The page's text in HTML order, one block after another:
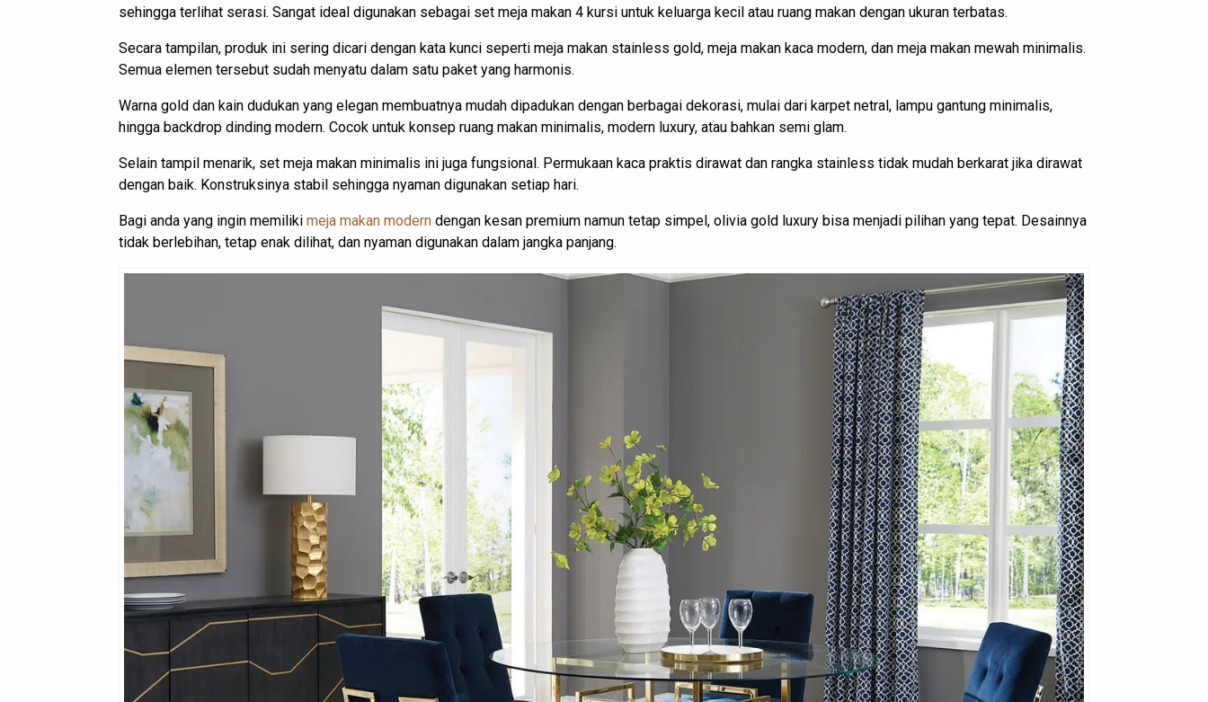
sehingga terlihat serasi. Sangat ideal digunakan sebagai set meja makan 4 kursi untuk keluarga kecil atau ruang makan dengan ukuran terbatas.
Secara tampilan, produk ini sering dicari dengan kata kunci seperti meja makan stainless gold, meja makan kaca modern, dan meja makan mewah minimalis.
Semua elemen tersebut sudah menyatu dalam satu paket yang harmonis.
Warna gold dan kain dudukan yang elegan membuatnya mudah dipadukan dengan berbagai dekorasi, mulai dari karpet netral, lampu gantung minimalis,
hingga backdrop dinding modern. Cocok untuk konsep ruang makan minimalis, modern luxury, atau bahkan semi glam.
Selain tampil menarik, set meja makan minimalis ini juga fungsional. Permukaan kaca praktis dirawat dan rangka stainless tidak mudah berkarat jika dirawat
dengan baik. Konstruksinya stabil sehingga nyaman digunakan setiap hari.
Bagi anda yang ingin memiliki meja makan modern dengan kesan premium namun tetap simpel, olivia gold luxury bisa menjadi pilihan yang tepat. Desainnya
tidak berlebihan, tetap enak dilihat, dan nyaman digunakan dalam jangka panjang.